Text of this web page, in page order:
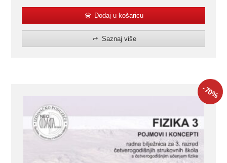
Dodaj u košaricu
Saznaj više
-70%